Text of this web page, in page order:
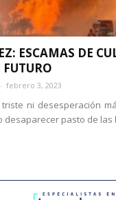
ESCAMAS DE
- febrero 3, 2023
ni desesperación
pasto de las